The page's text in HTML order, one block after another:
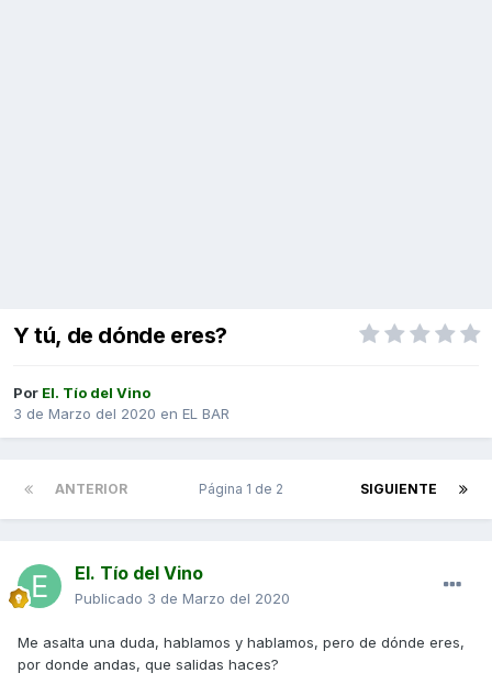
Y tú, de dónde eres?
Por El. Tío del Vino
3 de Marzo del 2020 en EL BAR
ANTERIOR SIGUIENTE
Página 1 de 2
El. Tío del Vino
Publicado 3 de Marzo del 2020
Me asalta una duda, hablamos y hablamos, pero de dónde eres,
por donde andas, que salidas haces?